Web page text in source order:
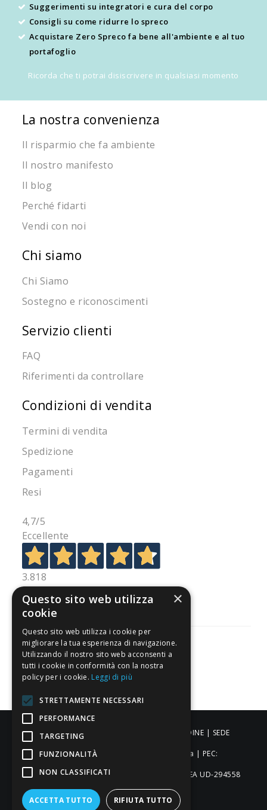
Suggerimenti su integratori e cura del corpo
Consigli su come ridurre lo spreco
Acquistare Zero Spreco fa bene all'ambiente e al tuo
portafoglio
Ricorda che ti potrai disiscrivere in qualsiasi momento
La nostra convenienza
Il risparmio che fa ambiente
Il nostro manifesto
Il blog
Perché fidarti
Vendi con noi
Chi siamo
Chi Siamo
Sostegno e riconoscimenti
Servizio clienti
FAQ
Riferimenti da controllare
Condizioni di vendita
Termini di vendita
Spedizione
Pagamenti
Resi
4,7/5
Eccellente
3.818
Recensioni
Pagamenti sicuri
ALDIGIÙ S.R.L. | Via Cortazzis 15 33100 - UDINE | SEDE
OPERATIVA: Via del Progresso 3 - Padova | PEC:
aldigiusrl@pec.it | C.F. e P.IVA 02873920306 REA UD-294558
Capitale sociale: € 27.086,97
×
Questo sito web utilizza
cookie
Questo sito web utilizza i cookie per
migliorare la tua esperienza di navigazione.
Utilizzando il nostro sito web acconsenti a
tutti i cookie in conformità con la nostra
policy per i cookie. Leggi di più
STRETTAMENTE NECESSARI
PERFORMANCE
TARGETING
FUNZIONALITÀ
NON CLASSIFICATI
ACCETTA TUTTO RIFIUTA TUTTO